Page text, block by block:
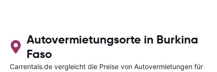
Autovermietungsorte in Burkina
Faso
Carrentals.de vergleicht die Preise von Autovermietungen für